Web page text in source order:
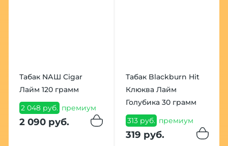
Табак NАШ Cigar
Лайм 120 грамм
2 048 руб. премиум
2 090 руб.
Табак Blackburn Hit
Клюква Лайм
Голубика 30 грамм
313 руб. премиум
319 руб.